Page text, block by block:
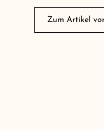
Zum Artikel